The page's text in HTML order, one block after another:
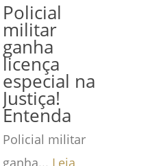
Policial
militar
ganha
licença
especial na
Justiça!
Entenda
Policial militar
ganha... Leia